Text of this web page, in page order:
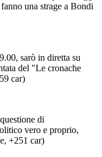
una strage a Bondi
sarò in diretta su
del "Le cronache
car)
di
vero e proprio,
+251 car)